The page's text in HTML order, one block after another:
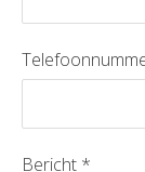
Bericht *